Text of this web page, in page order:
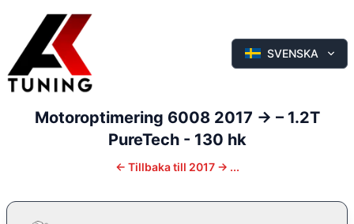
SVENSKA
Motoroptimering 6008 2017 -> – 1.2T
PureTech - 130 hk
← Tillbaka till 2017 -> ...